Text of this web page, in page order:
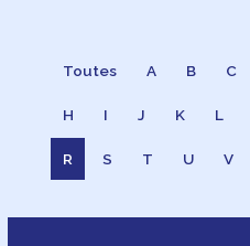
Toutes A B C
H I J K L
R S T U V